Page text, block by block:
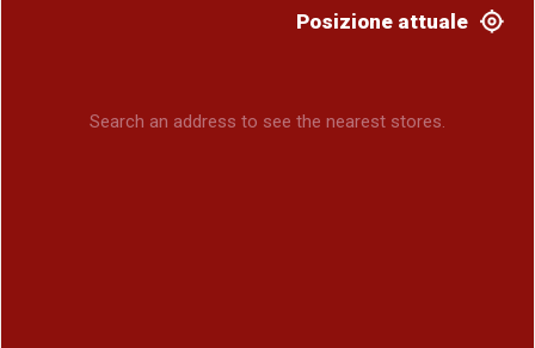
Posizione attuale
Search an address to see the nearest stores.